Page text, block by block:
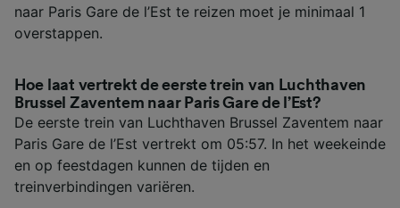
naar Paris Gare de l’Est te reizen moet je minimaal 1
overstappen.
Hoe laat vertrekt de eerste trein van Luchthaven
Brussel Zaventem naar Paris Gare de l’Est?
De eerste trein van Luchthaven Brussel Zaventem naar
Paris Gare de l’Est vertrekt om 05:57. In het weekeinde
en op feestdagen kunnen de tijden en
treinverbindingen variëren.